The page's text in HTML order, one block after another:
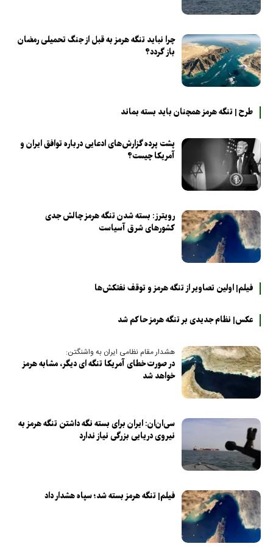
چرا نباید تنگه هرمز به قبل از جنگ تحمیلی رمضان
باز گردد؟
طرح | تنگه هرمز همچنان باید بسته بماند
پشت پرده گزارش‌های ادعایی درباره توافق ایران و
آمریکا چیست؟
رویترز: بسته شدن تنگه هرمز چالش جدی
کشورهای شرق آسیاست
فیلم| اولین تصاویر از تنگه هرمز و توقف نفتکش‌ها
عکس| نظام جدیدی بر تنگه هرمز حاکم شد
هشدار مقام نظامی ایران به واشنگتن:
در صورت خطای آمریکا تنگه ای دیگر، مشابه هرمز
خواهد شد
سی‌ان‌ان: ایران برای بسته نگه داشتن تنگه هرمز به
نیروی دریایی بزرگی نیاز ندارد
فیلم| تنگه هرمز بسته شد؛ سپاه هشدار داد